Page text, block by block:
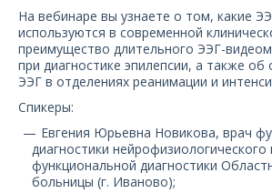
О компании
Карьера
На вебинаре вы узнаете о том, какие
используются в современной
преимущество длительного ЭЭГ-
при диагностике эпилепсии, а также
ЭЭГ в отделениях реанимации и
Спикеры:
Евгения Юрьевна Новикова, врач
диагностики
функциональной диагностики
больницы (г. Иваново);